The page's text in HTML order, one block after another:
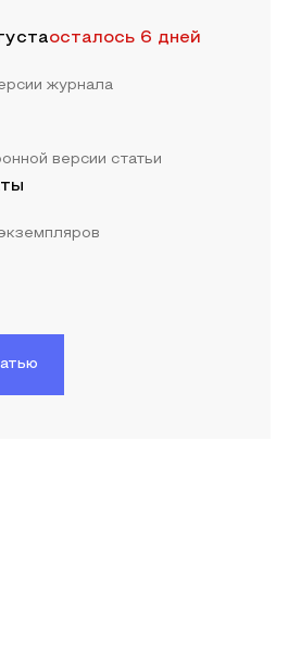
осталось 6 дней
журнала
версии статьи